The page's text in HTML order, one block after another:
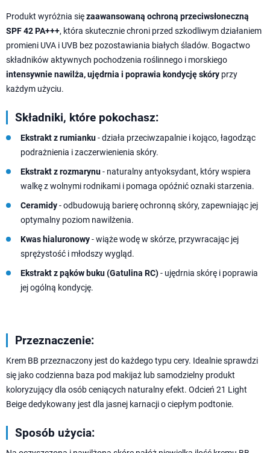
Produkt wyróżnia sięzaawansowaną ochroną przeciwsłoneczną
SPF 42 PA+++, która skutecznie chroni przed szkodliwym działaniem
promieni UVA i UVB bez pozostawiania białych śladów. Bogactwo
składników aktywnych pochodzenia roślinnego i morskiego
intensywnie nawilża, ujędrnia i poprawia kondycję skóry przy
każdym użyciu.
Składniki, które pokochasz:
Ekstrakt z rumianku- działa przeciwzapalnie i kojąco, łagodząc
podrażnienia i zaczerwienienia skóry.
Ekstrakt z rozmarynu- naturalny antyoksydant, który wspiera
walkę z wolnymi rodnikami i pomaga opóźnić oznaki starzenia.
Ceramidy- odbudowują barierę ochronną skóry, zapewniając jej
optymalny poziom nawilżenia.
Kwas hialuronowy- wiąże wodę w skórze, przywracając jej
sprężystość i młodszy wygląd.
Ekstrakt z pąków buku (Gatulina RC)- ujędrnia skórę i poprawia
jej ogólną kondycję.
Przeznaczenie:
Krem BB przeznaczony jest do każdego typu cery. Idealnie sprawdzi
się jako codzienna baza pod makijaż lub samodzielny produkt
koloryzujący dla osób ceniących naturalny efekt. Odcień 21 Light
Beige dedykowany jest dla jasnej karnacji o ciepłym podtonie.
Sposób użycia: